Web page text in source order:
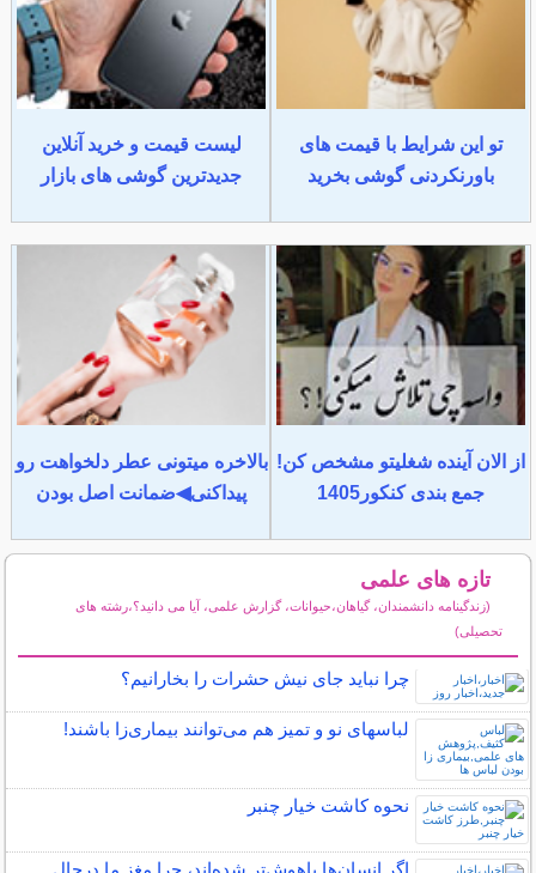
تو این شرایط با قیمت های
باورنکردنی گوشی بخرید
لیست قیمت و خرید آنلاین
جدیدترین گوشی های بازار
از الان آینده شغلیتو مشخص کن!
جمع بندی کنکور1405
بالاخره میتونی عطر دلخواهت رو
پیداکنی◀ضمانت اصل بودن
تازه های علمی
(زندگینامه دانشمندان، گیاهان،حیوانات، گزارش علمی، آیا می دانید؟،رشته های
تحصیلی)
چرا نباید جای نیش حشرات را بخارانیم؟
لباس‎های نو و تمیز هم می‌توانند بیماری‌زا باشند!
نحوه کاشت خیار چنبر
اگر انسان‌ها باهوش‌تر شده‌اند، چرا مغز ما درحال